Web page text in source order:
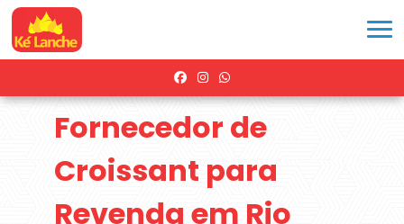
Fornecedor de
Croissant para
Revenda em Rio